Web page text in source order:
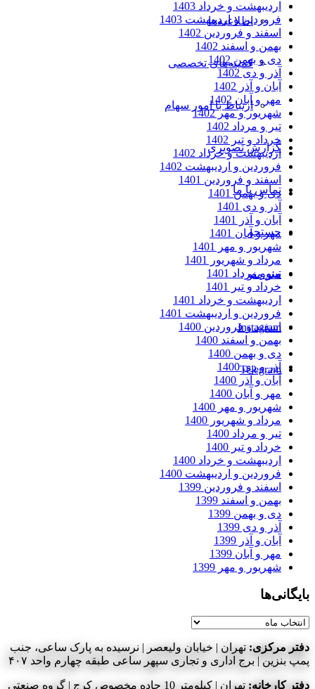
اطلاعیه‌ها
کمیته‌های تخصصی
ارتباط با امور سهام
گزارش تصویری
تماس با ما
جستجو
منو منو
Instagram
Telegram
اردیبهشت و خرداد 1403
فروردین و اردیبهشت 1403
اسفند و فروردین 1402
بهمن و اسفند 1402
دی و بهمن 1402
آذر و دی 1402
آبان و آذر 1402
مهر و آبان 1402
شهریور و مهر 1402
تیر و مرداد 1402
خرداد و تیر 1402
اردیبهشت و خرداد 1402
فروردین و اردیبهشت 1402
اسفند و فروردین 1401
دی و بهمن 1401
آذر و دی 1401
آبان و آذر 1401
مهر و آبان 1401
شهریور و مهر 1401
مرداد و شهریور 1401
تیر و مرداد 1401
خرداد و تیر 1401
اردیبهشت و خرداد 1401
فروردین و اردیبهشت 1401
اسفند و فروردین 1400
بهمن و اسفند 1400
دی و بهمن 1400
آذر و دی 1400
آبان و آذر 1400
مهر و آبان 1400
شهریور و مهر 1400
مرداد و شهریور 1400
تیر و مرداد 1400
خرداد و تیر 1400
اردیبهشت و خرداد 1400
فروردین و اردیبهشت 1400
اسفند و فروردین 1399
بهمن و اسفند 1399
دی و بهمن 1399
آذر و دی 1399
آبان و آذر 1399
مهر و آبان 1399
شهریور و مهر 1399
بایگانی‌ها
بایگانی‌ها
دفتر مرکزی: تهران | خیابان ولیعصر | نرسیده به پارک ساعی، جنب
پمپ بنزین | برج اداری و تجاری سپهر ساعی طبقه چهارم واحد ۴۰۷
دفتر کارخانه: تهران | کیلومتر 10 جاده مخصوص کرج | گروه صنعتی